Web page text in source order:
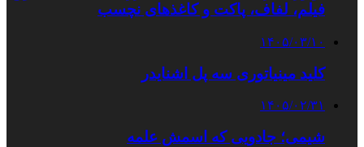
فیلم، لفاف، پاکت و کاغذهای نچسب
۱۴۰۵/۰۳/۱۰
کلید مینیاتوری سه پل اشنایدر
۱۴۰۵/۰۲/۳۱
شیمی؛ جادویی که اسمش علمه